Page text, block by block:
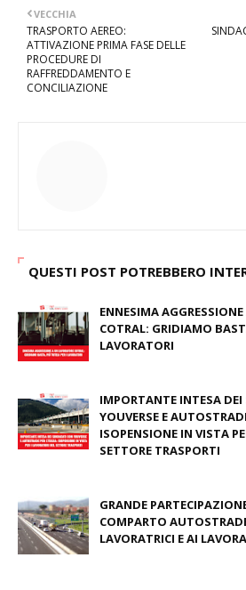
VECCHIA
TRASPORTO AEREO:
ATTIVAZIONE PRIMA FASE DELLE
PROCEDURE DI
RAFFREDDAMENTO E
CONCILIAZIONE
QUESTI POST POTREBBERO
ENNESIMA
COTRAL: GRIDIAMO
LAVORATORI
IMPORTANTE INTESA
YOUVERSE E
ISOPENSIONE IN VISTA
SETTORE TRASPORTI
GRANDE
COMPARTO
LAVORATRICI E AI